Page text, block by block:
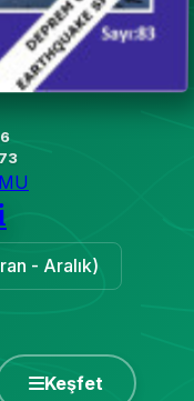
- Aralık)
Keşfet